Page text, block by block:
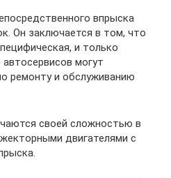
впрыска
Он заключается в том, что
и только
могут
ремонту и обслуживанию
своей сложностью в
двигателями с